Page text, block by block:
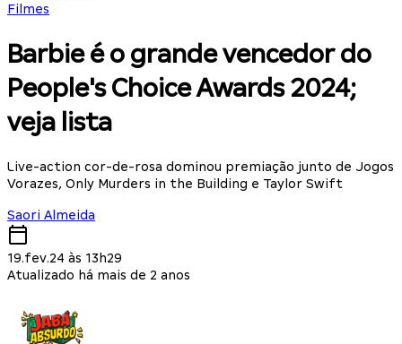
Filmes
Barbie é o grande vencedor do
People's Choice Awards 2024;
veja lista
Live-action cor-de-rosa dominou premiação junto de Jogos
Vorazes, Only Murders in the Building e Taylor Swift
Saori Almeida
19.fev.24 às 13h29
Atualizado há mais de 2 anos